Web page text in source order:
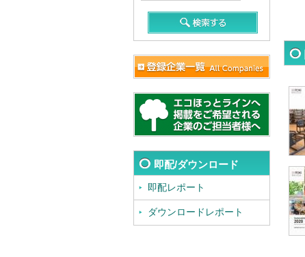
即配/ダウンロード
即配レポート
ダウンロードレポート